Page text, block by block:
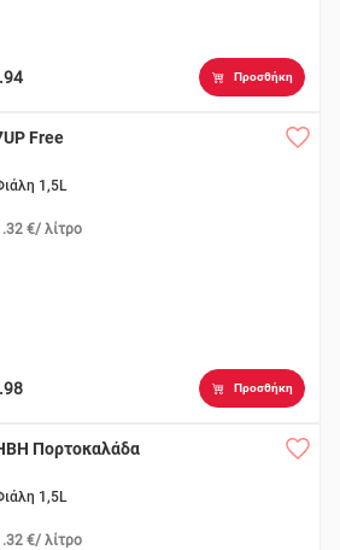
Προσθήκη
Free
1,5L
€/ λίτρο
Προσθήκη
Πορτοκαλάδα
1,5L
€/ λίτρο